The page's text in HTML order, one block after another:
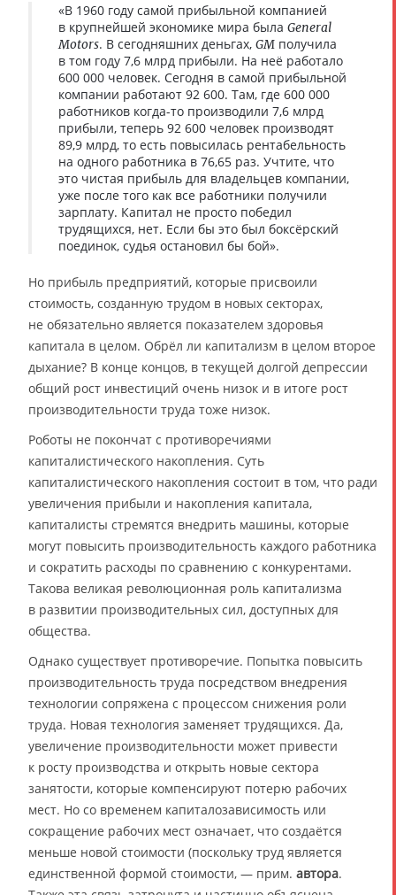
«В 1960 году самой прибыльной компанией
в крупнейшей экономике мира была General
Motors. В сегодняшних деньгах, GM получила
в том году 7,6 млрд прибыли. На неё работало
600 000 человек. Сегодня в самой прибыльной
компании работают 92 600. Там, где 600 000
работников когда-то производили 7,6 млрд
прибыли, теперь 92 600 человек производят
89,9 млрд, то есть повысилась рентабельность
на одного работника в 76,65 раз. Учтите, что
это чистая прибыль для владельцев компании,
уже после того как все работники получили
зарплату. Капитал не просто победил
трудящихся, нет. Если бы это был боксёрский
поединок, судья остановил бы бой».
Но прибыль предприятий, которые присвоили
стоимость, созданную трудом в новых секторах,
не обязательно является показателем здоровья
капитала в целом. Обрёл ли капитализм в целом второе
дыхание? В конце концов, в текущей долгой депрессии
общий рост инвестиций очень низок и в итоге рост
производительности труда тоже низок.
Роботы не покончат с противоречиями
капиталистического накопления. Суть
капиталистического накопления состоит в том, что ради
увеличения прибыли и накопления капитала,
капиталисты стремятся внедрить машины, которые
могут повысить производительность каждого работника
и сократить расходы по сравнению с конкурентами.
Такова великая революционная роль капитализма
в развитии производительных сил, доступных для
общества.
Однако существует противоречие. Попытка повысить
производительность труда посредством внедрения
технологии сопряжена с процессом снижения роли
труда. Новая технология заменяет трудящихся. Да,
увеличение производительности может привести
к росту производства и открыть новые сектора
занятости, которые компенсируют потерю рабочих
мест. Но со временем капиталозависимость или
сокращение рабочих мест означает, что создаётся
меньше новой стоимости (поскольку труд является
единственной формой стоимости, — прим. автора.